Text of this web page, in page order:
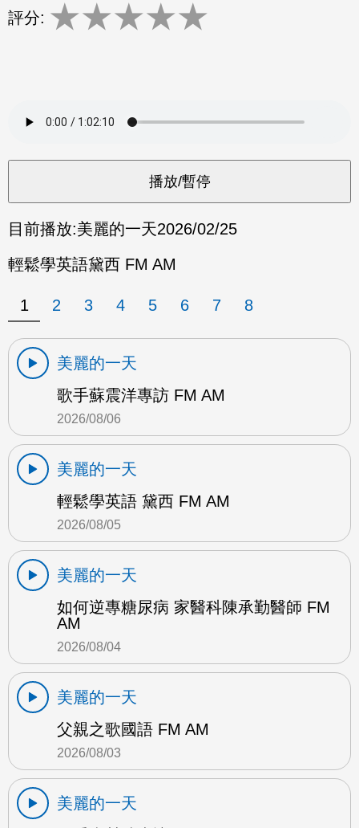
評分: ★★★★★
目前播放:美麗的一天2026/02/25
輕鬆學英語黛西 FM AM
1 2 3 4 5 6 7 8
美麗的一天
歌手蘇震洋專訪 FM AM
2026/08/06
美麗的一天
輕鬆學英語 黛西 FM AM
2026/08/05
美麗的一天
如何逆專糖尿病 家醫科陳承勤醫師 FM
AM
2026/08/04
美麗的一天
父親之歌國語 FM AM
2026/08/03
美麗的一天